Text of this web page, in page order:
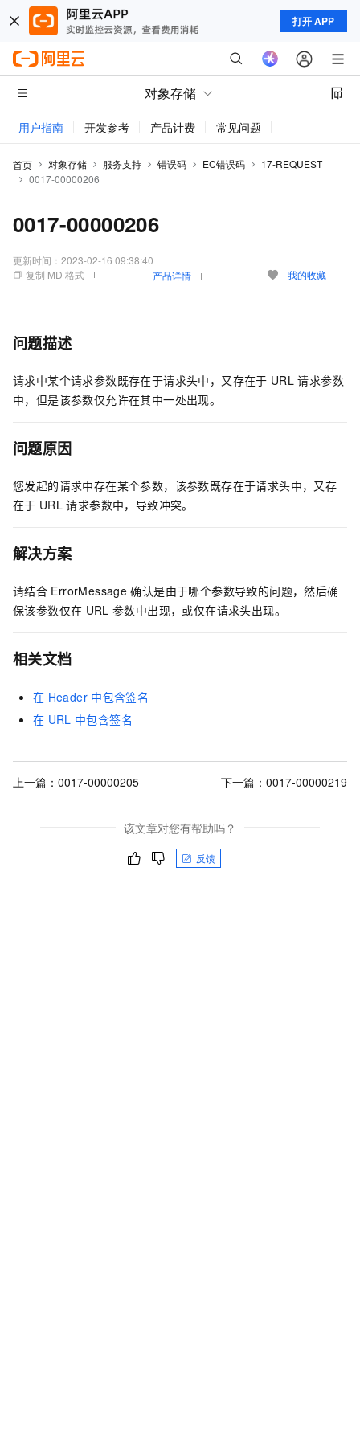
打开 APP
对象存储
用户指南 开发参考 产品计费 常见问题
首页 对象存储 服务支持 错误码 EC错误码
17-REQUEST
0017-00000206
0017-00000206
更新时间： 2023-02-16 09:38:40
复制 MD 格式
产品详情 我的收藏
问题描述
请求中某个请求参数既存在于请求头中，又存在于 URL 请求参数
中，但是该参数仅允许在其中一处出现。
问题原因
您发起的请求中存在某个参数，该参数既存在于请求头中，又存
在于 URL 请求参数中，导致冲突。
解决方案
请结合 ErrorMessage 确认是由于哪个参数导致的问题，然后确
保该参数仅在 URL 参数中出现，或仅在请求头出现。
相关文档
在 Header 中包含签名
在 URL 中包含签名
上一篇： 0017-00000205 下一篇： 0017-00000219
该文章对您有帮助吗？
反馈